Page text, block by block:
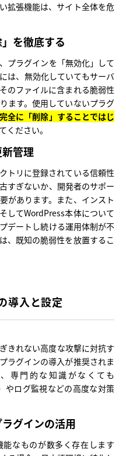
拡張機能は、サイト全体を危
を徹底する
プラグインを「無効化」して
は、無効化していてもサーバ
のファイルに含まれる脆弱性
ます。使用していないプラグ
全に「削除」することではじ
ください。
管理
トリに登録されている信頼性
すぎないか、開発者のサポー
があります。また、インスト
してWordPress本体について
デートし続ける運用体制が不
、既知の脆弱性を放置するこ
導入と設定
きれない高度な攻撃に対抗す
ラグインの導入が推奨されま
専門的な知識がなくても
やログ監視などの高度な対策
グインの活用
なものが数多く存在します